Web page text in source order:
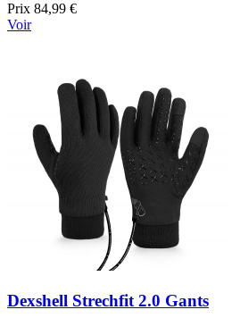
Prix 84,99 €
Voir
Dexshell Strechfit 2.0 Gants